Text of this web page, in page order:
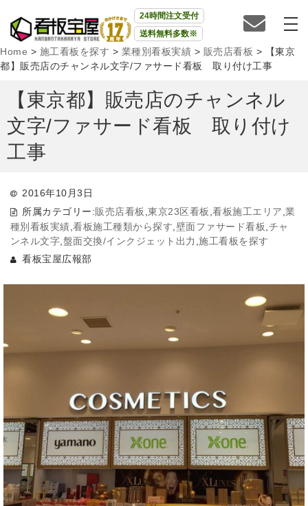
24時間注文受付
送料無料多数※
Home > 施工看板を探す > 業種別看板実績 > 販売店看板 >
【東京
都】販売店のチャンネル文字/ファサード看板 取り付け工事
【東京都】販売店のチャンネル
文字/ファサード看板 取り付け
工事
2016年10月3日
所属カテゴリー:販売店看板 ,東京23区看板 ,看板施工エリア ,業
種別看板実績 ,看板施工種類から探す 壁面ファサード看板 チャ
ンネル文字 盤面交換/インクジェット出力 ,施工看板を探す
看板宝屋広報部